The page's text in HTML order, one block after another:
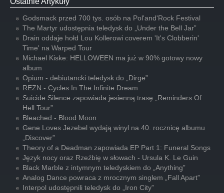
Godsmack przed 700 tys. osób na Pol'and'Rock Festival
The Martyr udostępnia teledysk do „Under the Bell Jar”
Drain oddaje hołd Lou Kollerowi coverem 'It's Clobberin'
Time' na Warped Tour
Michael Kiske: HELLOWEEN ma już w 90% gotowy nowy
album
Opium - debiutancki teledysk do „Dirge”
REZN - Cycles In The Infinite Dream
Suicide Silence zapowiada jesienną trasę „Reminders Of
Hell Tour”
Bleached - Blood Moon
Gene Loves Jezebel wydają winyl na 40. rocznicę albumu
„Discover”
Theory of a Deadman zapowiada EP Part 1: Funeral Songs
Język nocy oraz Rzeźbię w słowach - Ursula K. Le Guin
Black Marble z intymnym teledyskiem do „Anything”
Analog Dance powraca z mrocznym singlem „Fall Apart”
Interpol udostępnili teledysk do „Iron City”